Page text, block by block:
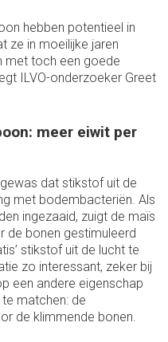
hebben potentieel in
ze in moeilijke jaren
met toch een goede
ILVO-onderzoeker Greet
meer eiwit per
dat stikstof uit de
met bodembacteriën. Als
ingezaaid, zuigt de maïs
de bonen gestimuleerd
stikstof uit de lucht te
zo interessant, zeker bij
een andere eigenschap
matchen: de
de klimmende bonen.